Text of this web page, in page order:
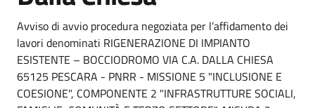
Dettagli della notizia
Avviso di avvio procedura negoziata per l’affidamento dei
lavori denominati RIGENERAZIONE DI IMPIANTO
ESISTENTE – BOCCIODROMO VIA C.A. DALLA CHIESA
65125 PESCARA - PNRR - MISSIONE 5 "INCLUSIONE E
COESIONE", COMPONENTE 2 "INFRASTRUTTURE SOCIALI,